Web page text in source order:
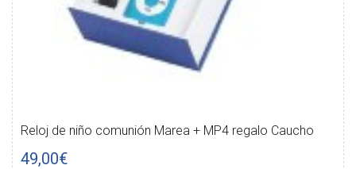
Reloj de niño comunión Marea + MP4 regalo Caucho
49,00€